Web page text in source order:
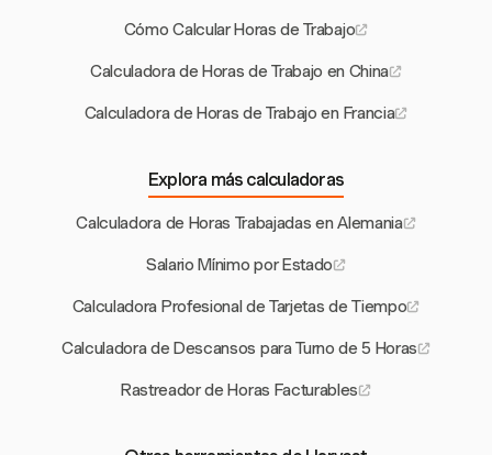
Cómo Calcular Horas de Trabajo
Calculadora de Horas de Trabajo en China
Calculadora de Horas de Trabajo en Francia
Explora más calculadoras
Calculadora de Horas Trabajadas en Alemania
Salario Mínimo por Estado
Calculadora Profesional de Tarjetas de Tiempo
Calculadora de Descansos para Turno de 5 Horas
Rastreador de Horas Facturables